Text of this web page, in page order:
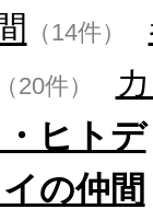
（14件）
（20件）
ヒトデ
の仲間